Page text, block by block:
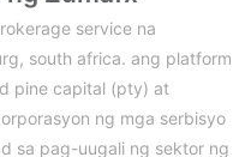
service na
south africa. ang platform
pine capital (pty) at
ng mga serbisyo
sa pag-uugali ng sektor ng